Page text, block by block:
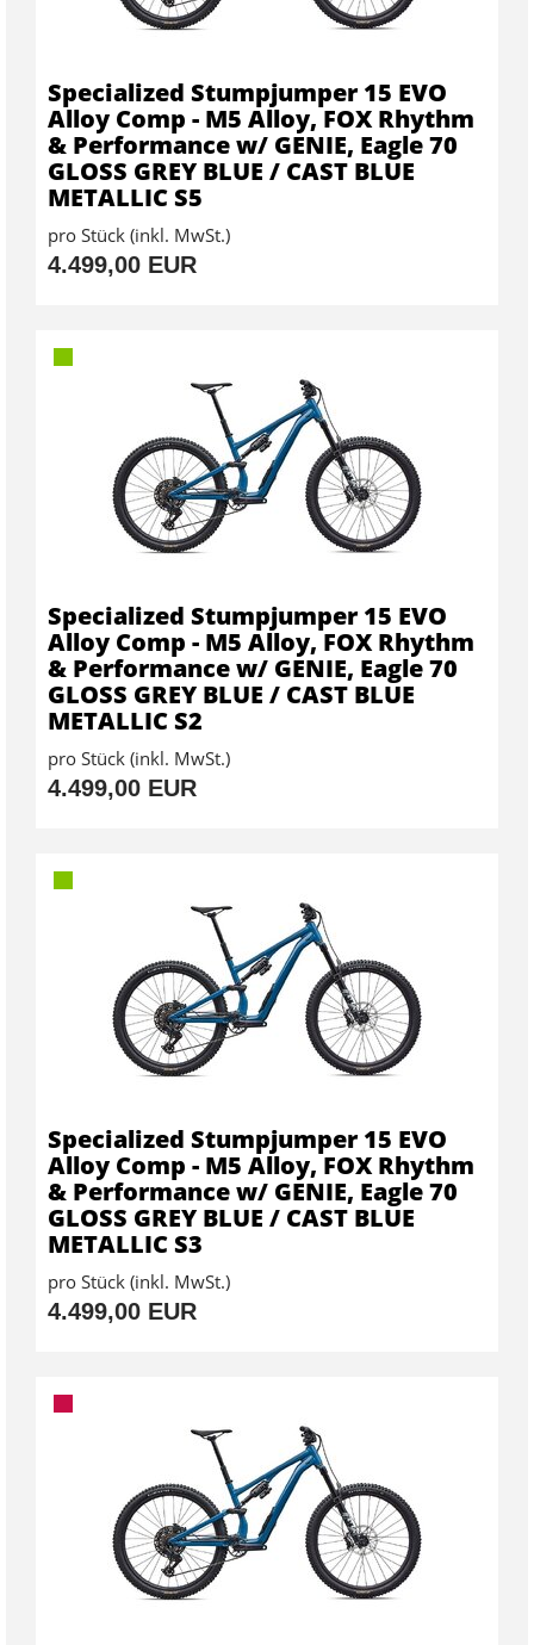
Specialized Stumpjumper 15 EVO
Alloy Comp - M5 Alloy, FOX Rhythm
& Performance w/ GENIE, Eagle 70
GLOSS GREY BLUE / CAST BLUE
METALLIC S5
pro Stück (inkl. MwSt.)
4.499,00 EUR
Specialized Stumpjumper 15 EVO
Alloy Comp - M5 Alloy, FOX Rhythm
& Performance w/ GENIE, Eagle 70
GLOSS GREY BLUE / CAST BLUE
METALLIC S2
pro Stück (inkl. MwSt.)
4.499,00 EUR
Specialized Stumpjumper 15 EVO
Alloy Comp - M5 Alloy, FOX Rhythm
& Performance w/ GENIE, Eagle 70
GLOSS GREY BLUE / CAST BLUE
METALLIC S3
pro Stück (inkl. MwSt.)
4.499,00 EUR